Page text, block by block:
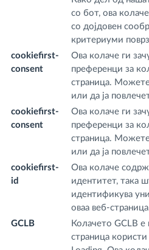
со бот, ова
со дојдовен
критериуми
cookiefirst-
consent
Ова колаче ги
преференци за
страница.
или да ја
cookiefirst-
consent
Ова колаче ги
преференци за
страница.
или да ја
cookiefirst-
id
Ова колаче
идентитет, така
идентификува
оваа веб-
GCLB
Колачето GCLB е
страница